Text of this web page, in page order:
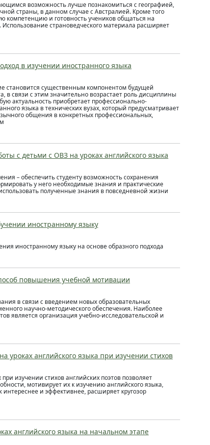
возможность лучше познакомиться с географией,
страны, в данном случае с Австралией. Кроме того
компетенцию и готовность учеников общаться на
страноведческого материала расширяет
в изучении иностранного языка
становится существенным компонентом будущей
в связи с этим значительно возрастает роль дисциплины
актуальность приобретает профессионально-
языка в технических вузах, который предусматривает
общения в конкретных профессиональных,
с детьми с ОВЗ на уроках английского языка
– обеспечить студенту возможность сохранения
у него необходимые знания и практические
полученные знания в повседневной жизни
иностранному языку
иностранному языку на основе образного подхода
повышения учебной мотивации
в связи с введением новых образовательных
научно-методического обеспечения. Наиболее
является организация учебно-исследовательской и
уроках английского языка при изучении стихов
изучении стихов английских поэтов позволяет
мотивирует их к изучению английского языка,
интереснее и эффективнее, расширяет кругозор
английского языка на начальном этапе